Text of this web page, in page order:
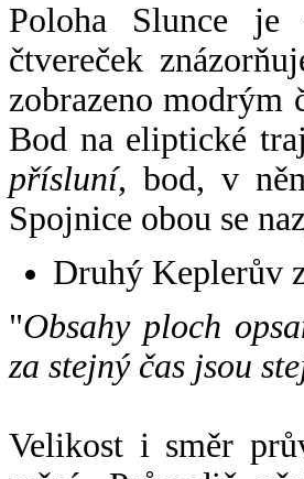
Poloha Slunce je
čtvereček
zobrazeno modrým
Bod na eliptické
přísluní, bod, v
Spojnice obou se
Druhý Keplerův
"Obsahy ploch
za stejný čas jsou
Velikost i směr